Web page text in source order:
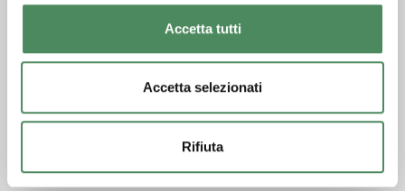
Accetta tutti
Accetta selezionati
Rifiuta